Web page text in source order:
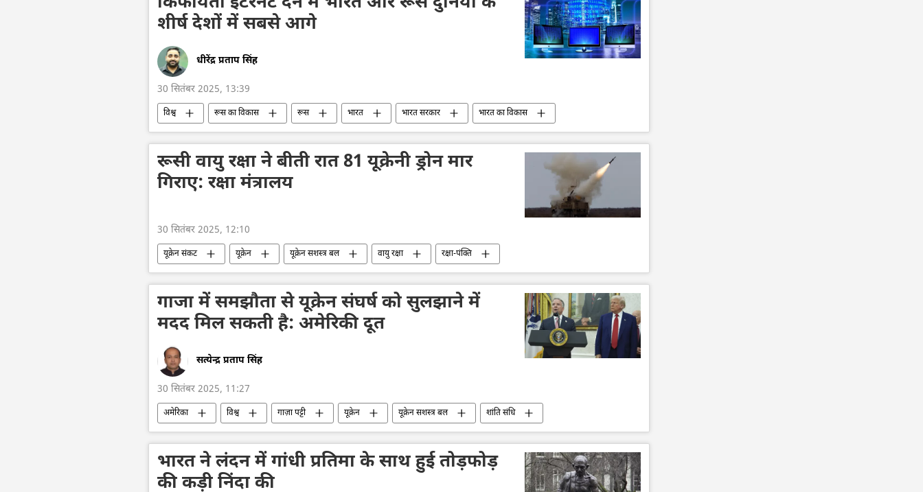
शीर्ष देशों में सबसे आगे
धीरेंद्र प्रताप सिंह
30 सितंबर 2025, 13:39
विश्व रूस का विकास रूस भारत भारत सरकार
भारत का विकास
मास्को
दिल्ली अमेरिका द्विपक्षीय रिश्ते
रूसी वायु रक्षा ने बीती रात 81 यूक्रेनी ड्रोन मार
गिराए: रक्षा मंत्रालय
30 सितंबर 2025, 12:10
यूक्रेन संकट यूक्रेन यूक्रेन सशस्त्र बल वायु रक्षा
रक्षा-पंक्ति
रक्षा मंत्रालय (MoD)
रूस ड्रोन ड्रोन हमला मानव रहित वाहन
गाजा में समझौता से यूक्रेन संघर्ष को सुलझाने में
मदद मिल सकती है: अमेरिकी दूत
सत्येन्द्र प्रताप सिंह
30 सितंबर 2025, 11:27
अमेरिका विश्व गाज़ा पट्टी यूक्रेन यूक्रेन सशस्त्र बल
शांति संधि
विश्व शांति
मध्य पूर्व डॉनल्ड ट्रम्प मिस्र कतर हमास
भारत ने लंदन में गांधी प्रतिमा के साथ हुई तोड़फोड़
की कड़ी निंदा की